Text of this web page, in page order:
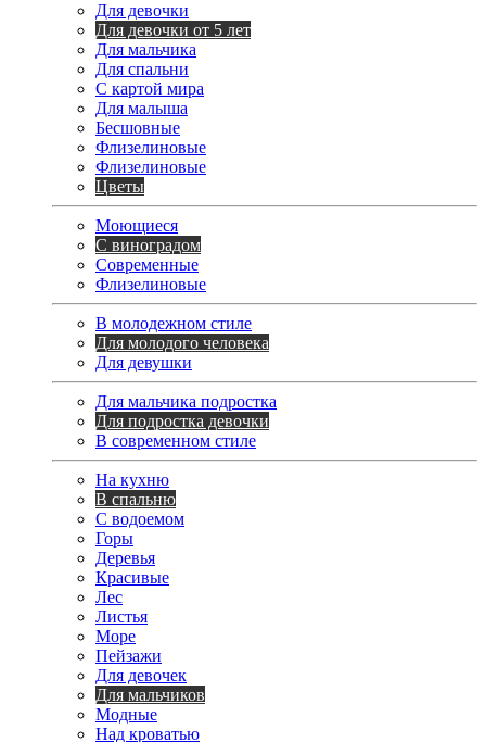
Для девочки
Для девочки от 5 лет
Для мальчика
Для спальни
С картой мира
Для малыша
Бесшовные
Флизелиновые
Флизелиновые
Цветы
Моющиеся
С виноградом
Современные
Флизелиновые
В молодежном стиле
Для молодого человека
Для девушки
Для мальчика подростка
Для подростка девочки
В современном стиле
На кухню
В спальню
С водоемом
Горы
Деревья
Красивые
Лес
Листья
Море
Пейзажи
Для девочек
Для мальчиков
Модные
Над кроватью